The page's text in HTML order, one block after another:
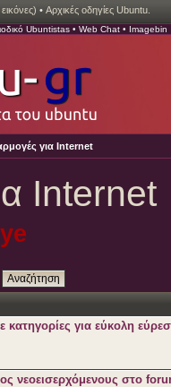
• Αρχικές οδηγίες Ubuntu.
Ubuntistas • Web Chat • Imagebin
για Internet
Internet
για εύκολη
νεοεισερχόμενους στο